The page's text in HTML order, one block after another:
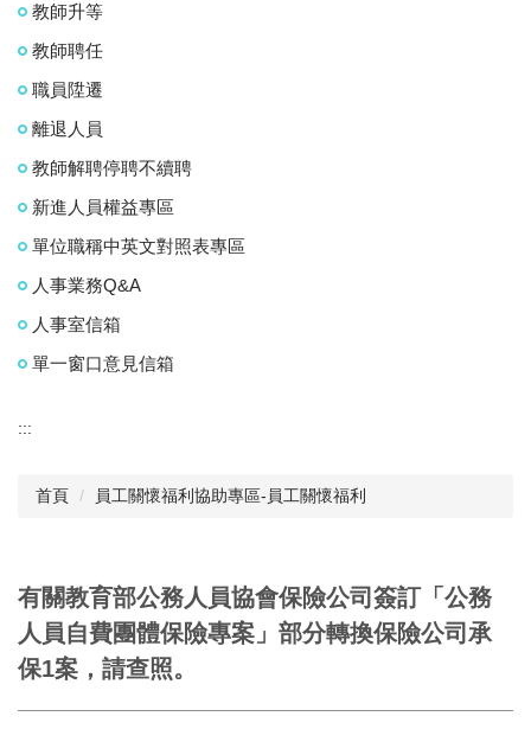
教師升等
教師聘任
職員陞遷
離退人員
教師解聘停聘不續聘
新進人員權益專區
單位職稱中英文對照表專區
人事業務Q&A
人事室信箱
單一窗口意見信箱
:::
首頁 員工關懷福利協助專區-員工關懷福利
有關教育部公務人員協會保險公司簽訂「公務
人員自費團體保險專案」部分轉換保險公司承
保1案，請查照。